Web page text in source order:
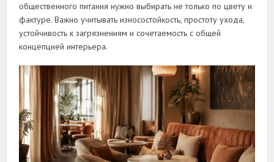
общественного питания нужно выбирать не только по цвету и
фактуре. Важно учитывать износостойкость, простоту ухода,
устойчивость к загрязнениям и сочетаемость с общей
концепцией интерьера.